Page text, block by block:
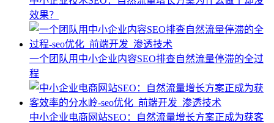
效果？
一个团队用中小企业内容SEO排查自然流量停滞的全过
程
中小企业电商网站SEO：自然流量增长方案正成为获客